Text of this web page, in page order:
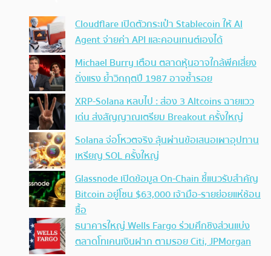
Cloudflare เปิดตัวกระเป๋า Stablecoin ให้ AI
Agent จ่ายค่า API และคอนเทนต์เองได้
Michael Burry เตือน ตลาดหุ้นอาจใกล้พีคเสี่ยง
ดิ่งแรง ย้ำวิกฤตปี 1987 อาจซ้ำรอย
XRP-Solana หลบไป : ส่อง 3 Altcoins ฉายแวว
เด่น ส่งสัญญาณเตรียม Breakout ครั้งใหญ่
Solana จ่อโหวตจริง ลุ้นผ่านข้อเสนอเผาอุปทาน
เหรียญ SOL ครั้งใหญ่
Glassnode เปิดข้อมูล On-Chain ชี้แนวรับสำคัญ
Bitcoin อยู่โซน $63,000 เจ้ามือ-รายย่อยแห่ช้อน
ซื้อ
ธนาคารใหญ่ Wells Fargo ร่วมศึกชิงส่วนแบ่ง
ตลาดโทเคนเงินฝาก ตามรอย Citi, JPMorgan